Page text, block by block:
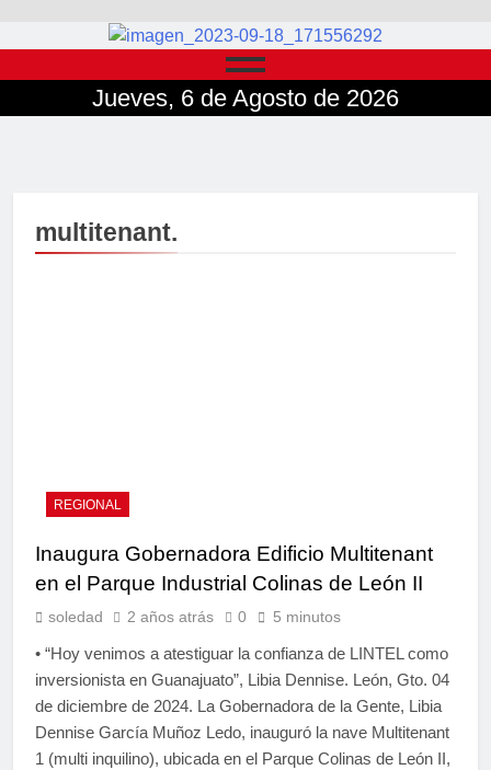
Jueves, 6 de Agosto de 2026
multitenant.
REGIONAL
Inaugura Gobernadora Edificio Multitenant
en el Parque Industrial Colinas de León II
soledad 2 años atrás 0 5 minutos
• “Hoy venimos a atestiguar la confianza de LINTEL como
inversionista en Guanajuato”, Libia Dennise. León, Gto. 04
de diciembre de 2024. La Gobernadora de la Gente, Libia
Dennise García Muñoz Ledo, inauguró la nave Multitenant
1 (multi inquilino), ubicada en el Parque Colinas de León II,